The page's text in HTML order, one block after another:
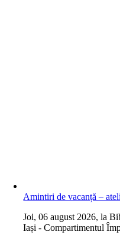
Amintiri de vacanță –
Joi, 06 august 2026, la
Iași - Compartimentul